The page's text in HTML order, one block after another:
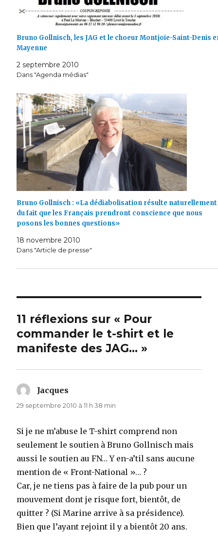
Bruno Gollnisch, les JAG et le choeur Montjoie-Saint-Denis
Mayenne
2 septembre 2010
Dans "Agenda médias"
Bruno Gollnisch : «La dédiabolisation résulte naturellement
du fait que les Français prendront conscience que nous
posons les bonnes questions»
18 novembre 2010
Dans "Article de presse"
11 réflexions sur « Pour
commander le t-shirt et le
manifeste des JAG… »
Jacques
29 septembre 2010 à 11 h 38 min
Si je ne m’abuse le T-shirt comprend non
seulement le soutien à Bruno Gollnisch mais
aussi le soutien au FN… Y en-a’til sans aucune
mention de « Front-National »… ?
Car, je ne tiens pas à faire de la pub pour un
mouvement dont je risque fort, bientôt, de
quitter ? (Si Marine arrive à sa présidence).
Bien que l’ayant rejoint il y a bientôt 20 ans.